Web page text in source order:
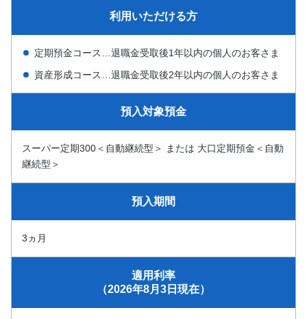
利用いただける方
定期預金コース…退職金受取後1年以内の個人のお客さま
資産形成コース…退職金受取後2年以内の個人のお客さま
預入対象預金
スーパー定期300＜自動継続型＞ または 大口定期預金＜自動
継続型＞
預入期間
3ヵ月
適用利率
（2026年8月3日現在）